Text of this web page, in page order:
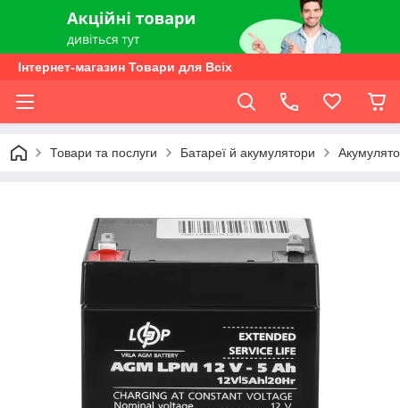
Інтернет-магазин Товари для Всіх
Товари та послуги Батареї й акумулятори